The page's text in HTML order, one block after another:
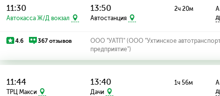
11:30
Автокасса Ж/Д вокзал
13:50
Автостанция
2ч 20м
4.6 367 отзывов
ООО "УАТП" (ООО "Ухтинское
предприятие")
11:44
ТРЦ Макси
13:40
Дачи
1ч 56м